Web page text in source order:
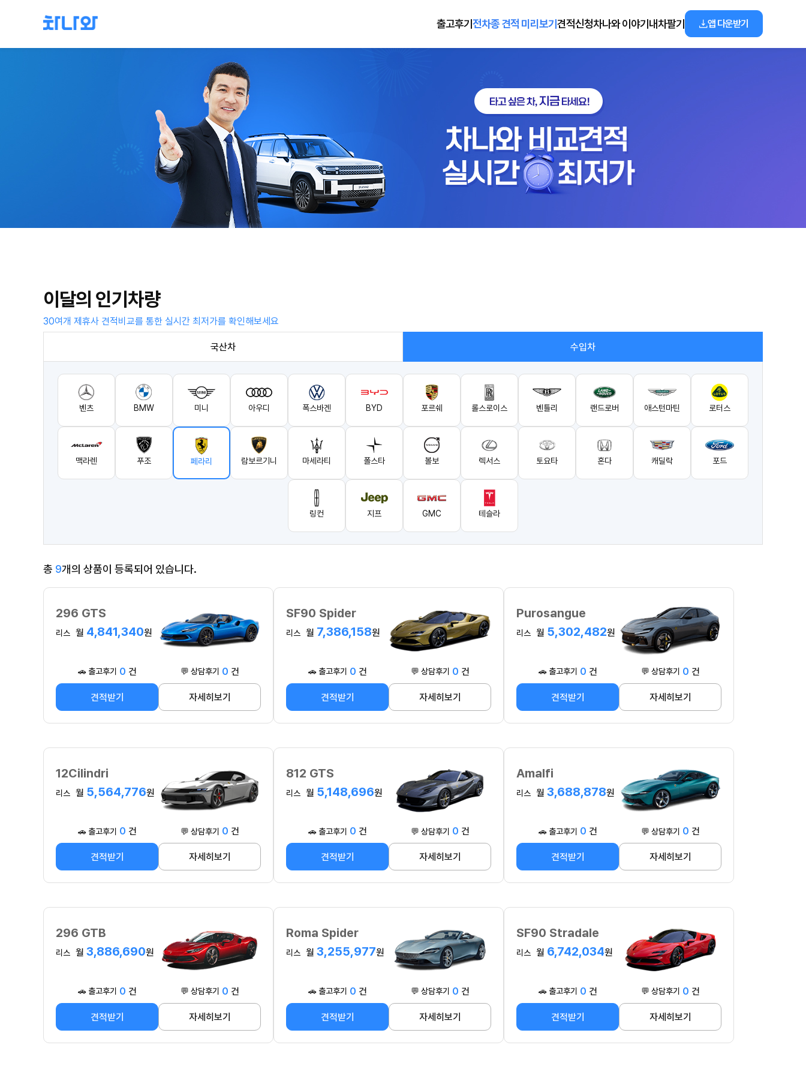
출고후기 전차종 견적 미리보기 견적신청차나와 이야기 내차팔기 앱 다운받기
이달의 인기차량
30여개 제휴사 견적비교를 통한 실시간 최저가를 확인해보세요
국산차 수입차
벤츠 BMW 미니 아우디 폭스바겐 BYD 포르쉐 롤스로이스 벤틀리 랜드로버 애스턴마틴 로터스
맥라렌 푸조 페라리 람보르기니 마세라티 폴스타 볼보 렉서스 토요타 혼다 캐딜락 포드
링컨 지프 GMC 테슬라
총 9개의 상품이 등록되어 있습니다.
296 GTS
리스 월 4,841,340원
🚗 출고후기 0 건 💬 상담후기 0 건
견적받기 자세히보기
SF90 Spider
리스 월 7,386,158원
🚗 출고후기 0 건 💬 상담후기 0 건
견적받기 자세히보기
Purosangue
리스 월 5,302,482원
🚗 출고후기 0 건 💬 상담후기 0 건
견적받기 자세히보기
12Cilindri
리스 월 5,564,776원
🚗 출고후기 0 건 💬 상담후기 0 건
견적받기 자세히보기
812 GTS
리스 월 5,148,696원
🚗 출고후기 0 건 💬 상담후기 0 건
견적받기 자세히보기
Amalfi
리스 월 3,688,878원
🚗 출고후기 0 건 💬 상담후기 0 건
견적받기 자세히보기
296 GTB
리스 월 3,886,690원
🚗 출고후기 0 건 💬 상담후기 0 건
견적받기 자세히보기
Roma Spider
리스 월 3,255,977원
🚗 출고후기 0 건 💬 상담후기 0 건
견적받기 자세히보기
SF90 Stradale
리스 월 6,742,034원
🚗 출고후기 0 건 💬 상담후기 0 건
견적받기 자세히보기